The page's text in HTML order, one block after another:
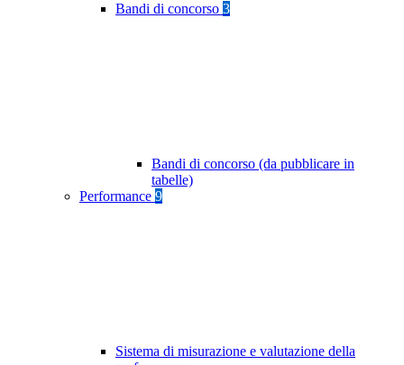
Bandi di concorso 3
Bandi di concorso (da pubblicare in
tabelle)
Performance 9
Sistema di misurazione e valutazione della